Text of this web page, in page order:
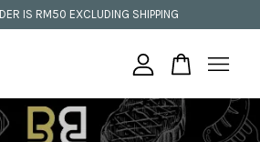
IS RM50 EXCLUDING SHIPPING
is currently empty.